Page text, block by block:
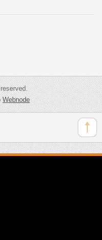
Webnode